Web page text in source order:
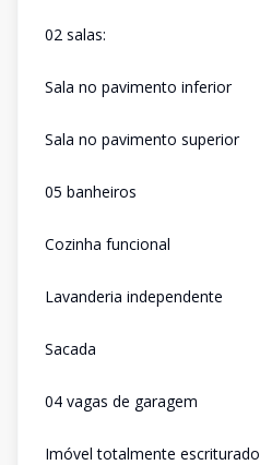
02 salas:
Sala no pavimento inferior
Sala no pavimento superior
05 banheiros
Cozinha funcional
Lavanderia independente
Sacada
04 vagas de garagem
Imóvel totalmente escriturado